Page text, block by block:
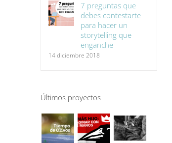
7 preguntas que
debes contestarte
para hacer un
storytelling que
enganche
14 diciembre 2018
Últimos proyectos